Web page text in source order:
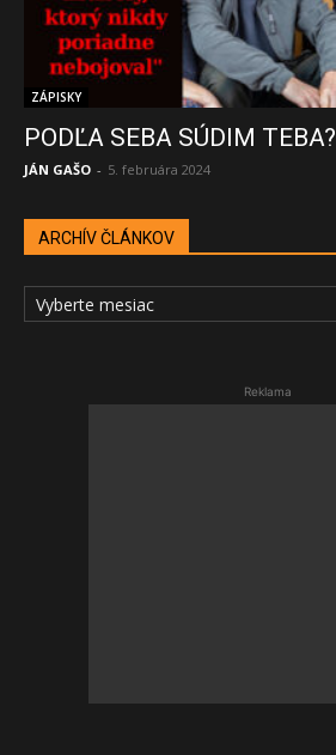
ZÁPISKY
PODĽA SEBA SÚDIM TEBA?
JÁN GAŠO - 5. februára 2024
ARCHÍV ČLÁNKOV
ARCHÍV
ČLÁNKOV
Reklama